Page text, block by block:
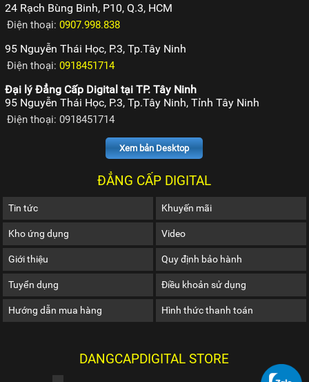
24 Rạch Bùng Binh, P10, Q.3, HCM
Điện thoại:0907.998.838
95 Nguyễn Thái Học, P.3, Tp.Tây Ninh
Điện thoại:0918451714
Đại lý Đẳng Cấp Digital tại TP. Tây Ninh
95 Nguyễn Thái Học, P.3, Tp.Tây Ninh, Tỉnh Tây Ninh
Điện thoại: 0918451714
Xem bản Desktop
ĐẲNG CẤP DIGITAL
Tin tức Khuyến mãi
Kho ứng dụng Video
Giới thiệu Quy định bảo hành
Tuyển dụng Điều khoản sử dụng
Hướng dẫn mua hàng Hình thức thanh toán
DANGCAPDIGITAL STORE